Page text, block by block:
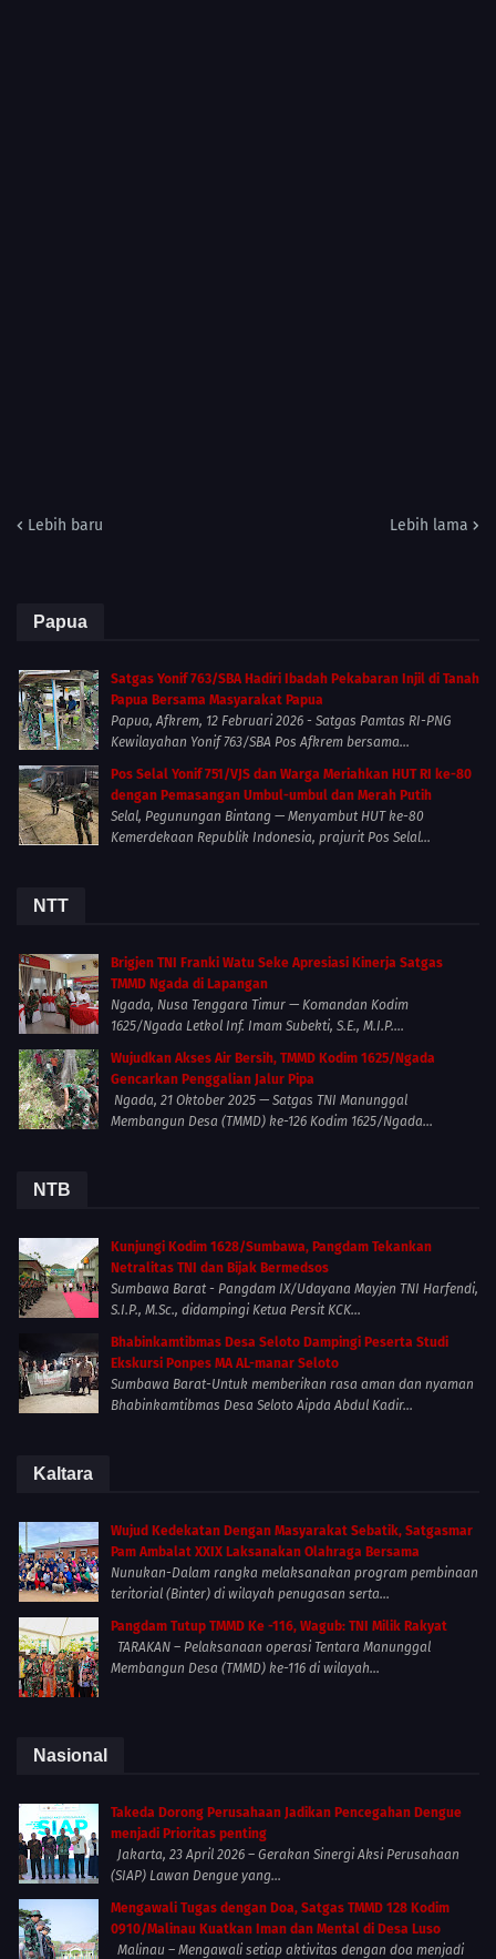
Lebih baru Lebih lama
Papua
Satgas Yonif 763/SBA Hadiri Ibadah Pekabaran Injil di Tanah
Papua Bersama Masyarakat Papua
Papua, Afkrem, 12 Februari 2026 - Satgas Pamtas RI-PNG
Kewilayahan Yonif 763/SBA Pos Afkrem bersama...
Pos Selal Yonif 751/VJS dan Warga Meriahkan HUT RI ke-80
dengan Pemasangan Umbul-umbul dan Merah Putih
Selal, Pegunungan Bintang — Menyambut HUT ke-80
Kemerdekaan Republik Indonesia, prajurit Pos Selal...
NTT
Brigjen TNI Franki Watu Seke Apresiasi Kinerja Satgas
TMMD Ngada di Lapangan
Ngada, Nusa Tenggara Timur — Komandan Kodim
1625/Ngada Letkol Inf. Imam Subekti, S.E., M.I.P....
Wujudkan Akses Air Bersih, TMMD Kodim 1625/Ngada
Gencarkan Penggalian Jalur Pipa
Ngada, 21 Oktober 2025 — Satgas TNI Manunggal
Membangun Desa (TMMD) ke-126 Kodim 1625/Ngada...
NTB
Kunjungi Kodim 1628/Sumbawa, Pangdam Tekankan
Netralitas TNI dan Bijak Bermedsos
Sumbawa Barat - Pangdam IX/Udayana Mayjen TNI Harfendi,
S.I.P., M.Sc., didampingi Ketua Persit KCK...
Bhabinkamtibmas Desa Seloto Dampingi Peserta Studi
Ekskursi Ponpes MA AL-manar Seloto
Sumbawa Barat-Untuk memberikan rasa aman dan nyaman
Bhabinkamtibmas Desa Seloto Aipda Abdul Kadir...
Kaltara
Wujud Kedekatan Dengan Masyarakat Sebatik, Satgasmar
Pam Ambalat XXIX Laksanakan Olahraga Bersama
Nunukan-Dalam rangka melaksanakan program pembinaan
teritorial (Binter) di wilayah penugasan serta...
Pangdam Tutup TMMD Ke -116, Wagub: TNI Milik Rakyat
TARAKAN – Pelaksanaan operasi Tentara Manunggal
Membangun Desa (TMMD) ke-116 di wilayah...
Nasional
Takeda Dorong Perusahaan Jadikan Pencegahan Dengue
menjadi Prioritas penting
Jakarta, 23 April 2026 – Gerakan Sinergi Aksi Perusahaan
(SIAP) Lawan Dengue yang...
Mengawali Tugas dengan Doa, Satgas TMMD 128 Kodim
0910/Malinau Kuatkan Iman dan Mental di Desa Luso
Malinau – Mengawali setiap aktivitas dengan doa menjadi